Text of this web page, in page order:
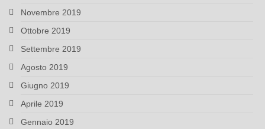
Novembre 2019
Ottobre 2019
Settembre 2019
Agosto 2019
Giugno 2019
Aprile 2019
Gennaio 2019